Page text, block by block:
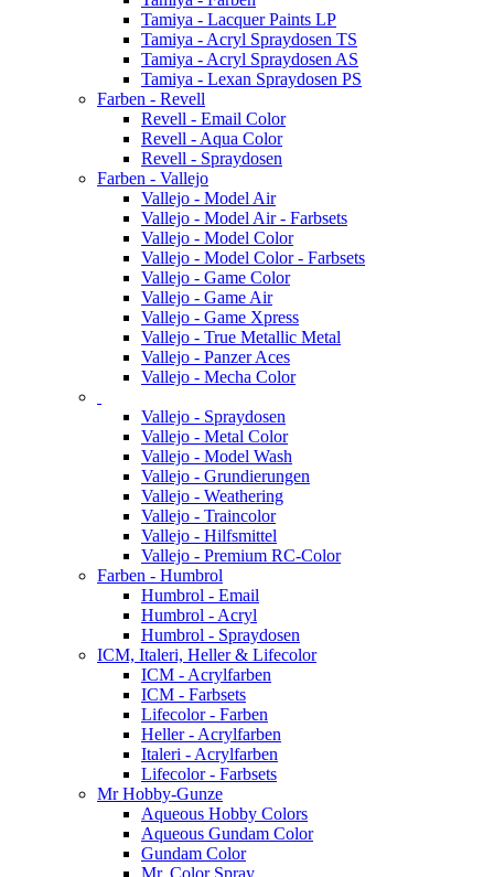
Tamiya - Lacquer Paints LP
Tamiya - Acryl Spraydosen TS
Tamiya - Acryl Spraydosen AS
Tamiya - Lexan Spraydosen PS
Farben - Revell
Revell - Email Color
Revell - Aqua Color
Revell - Spraydosen
Farben - Vallejo
Vallejo - Model Air
Vallejo - Model Air - Farbsets
Vallejo - Model Color
Vallejo - Model Color - Farbsets
Vallejo - Game Color
Vallejo - Game Air
Vallejo - Game Xpress
Vallejo - True Metallic Metal
Vallejo - Panzer Aces
Vallejo - Mecha Color
Vallejo - Spraydosen
Vallejo - Metal Color
Vallejo - Model Wash
Vallejo - Grundierungen
Vallejo - Weathering
Vallejo - Traincolor
Vallejo - Hilfsmittel
Vallejo - Premium RC-Color
Farben - Humbrol
Humbrol - Email
Humbrol - Acryl
Humbrol - Spraydosen
ICM, Italeri, Heller & Lifecolor
ICM - Acrylfarben
ICM - Farbsets
Lifecolor - Farben
Heller - Acrylfarben
Italeri - Acrylfarben
Lifecolor - Farbsets
Mr Hobby-Gunze
Aqueous Hobby Colors
Aqueous Gundam Color
Gundam Color
Mr. Color Spray